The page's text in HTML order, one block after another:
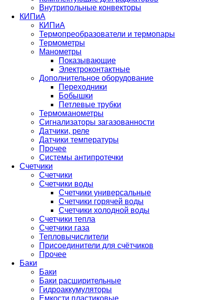
Внутрипольные конвекторы
КИПиА
КИПиА
Термопреобразователи и термопары
Термометры
Манометры
Показывающие
Электроконтактные
Дополнительное оборудование
Переходники
Бобышки
Петлевые трубки
Термоманометры
Сигнализаторы загазованности
Датчики, реле
Датчики температуры
Прочее
Системы антипротечки
Счетчики
Счетчики
Счетчики воды
Счетчики универсальные
Счетчики горячей воды
Счетчики холодной воды
Счетчики тепла
Счетчики газа
Тепловычислители
Присоединители для счётчиков
Прочее
Баки
Баки
Баки расширительные
Гидроаккумуляторы